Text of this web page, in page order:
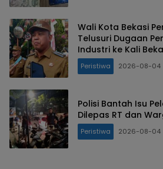
Wali Kota Bekasi
Telusuri Dugaan
Industri ke Kali
Peristiwa 2026-08-04
Polisi Bantah Isu
Dilepas RT dan
Peristiwa 2026-08-04